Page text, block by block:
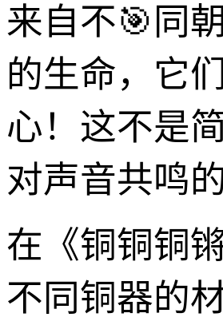
来自不🎯同
的生命，它
心！这不是
对声音共鸣
在《铜铜铜
不同铜器的